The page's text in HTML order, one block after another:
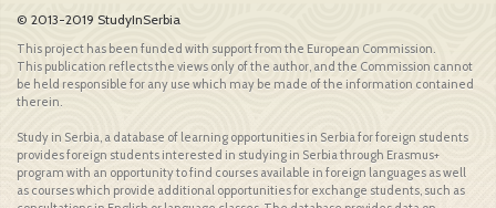
© 2013-2019 StudyInSerbia
This project has been funded with support from the European Commission.
This publication reflects the views only of the author, and the Commission cannot
be held responsible for any use which may be made of the information contained
therein.
Study in Serbia, a database of learning opportunities in Serbia for foreign students
provides foreign students interested in studying in Serbia through Erasmus+
program with an opportunity to find courses available in foreign languages as well
as courses which provide additional opportunities for exchange students, such as